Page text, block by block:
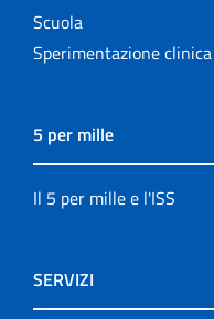
Scuola
Sperimentazione
5 per mille
Il 5 per mille e l'ISS
SERVIZI